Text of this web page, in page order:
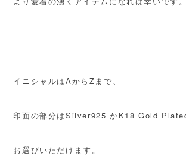
イニシャルはAからZまで、
印面の部分はSilver925 かK18 Gold
お選びいただけます。